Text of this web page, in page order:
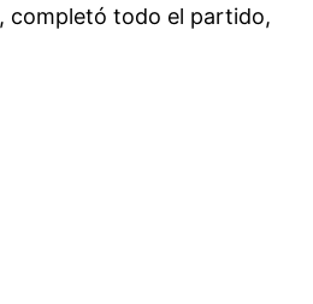
completó todo el partido,